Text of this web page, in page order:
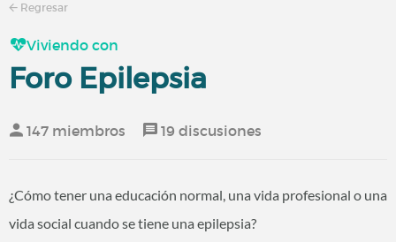
Regresar
Viviendo con
Foro Epilepsia
147 miembros 19 discusiones
¿Cómo tener una educación normal, una vida profesional o una
vida social cuando se tiene una epilepsia?